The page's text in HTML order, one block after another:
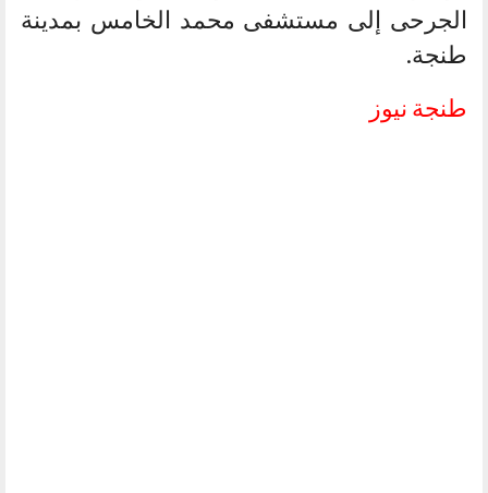
الجرحى إلى مستشفى محمد الخامس بمدينة
طنجة.
طنجة نيوز